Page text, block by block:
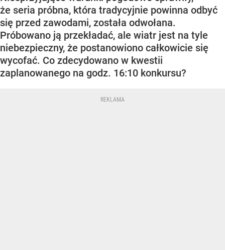
że seria próbna, która tradycyjnie powinna odbyć
się przed zawodami, została odwołana.
Próbowano ją przekładać, ale wiatr jest na tyle
niebezpieczny, że postanowiono całkowicie się
wycofać. Co zdecydowano w kwestii
zaplanowanego na godz. 16:10 konkursu?